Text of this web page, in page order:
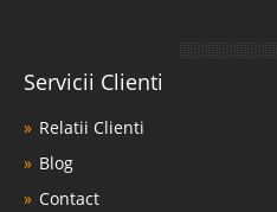
Servicii Clienti
Relatii Clienti
Blog
Contact